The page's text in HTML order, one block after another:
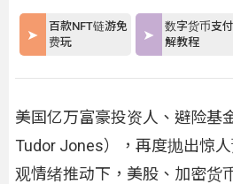
百款NFT链游免
费玩
数字货币支
解教程
美国亿万富豪投资人、避险基
Tudor Jones），再度抛出惊
观情绪推动下，美股、加密货